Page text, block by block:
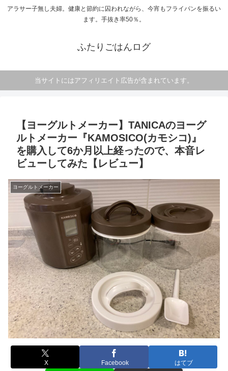
アラサー子無し夫婦。健康と節約に囚われながら、今宵もフライパンを振るい
ます。手抜き率50％。
ふたりごはんログ
当サイトにはアフィリエイト広告が含まれています。
【ヨーグルトメーカー】TANICAのヨーグ
ルトメーカー『KAMOSICO(カモシコ)』
を購入して6か月以上経ったので、本音レ
ビューしてみた【レビュー】
ヨーグルトメーカー
X Facebook はてブ